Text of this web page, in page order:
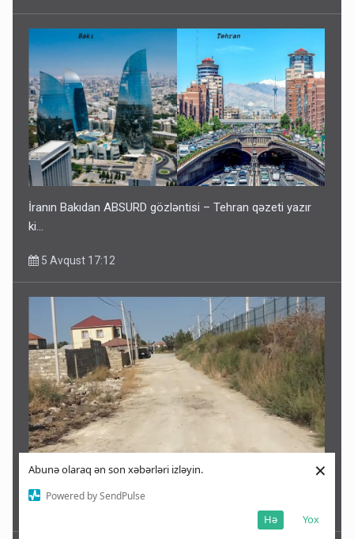
Abunə olaraq ən son xəbərləri izləyin.
Powered by SendPulse
Yox
Hə
×
İranın Bakıdan ABSURD gözləntisi – Tehran qəzeti yazır
ki…
5 Avqust 17:12
Bakıda unudulan küçələr: Taksi belə girmir